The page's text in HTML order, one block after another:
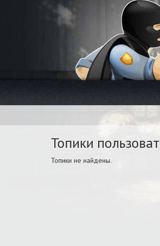
Топики
Топики не найдены.